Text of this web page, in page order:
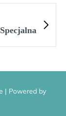
| Powered by